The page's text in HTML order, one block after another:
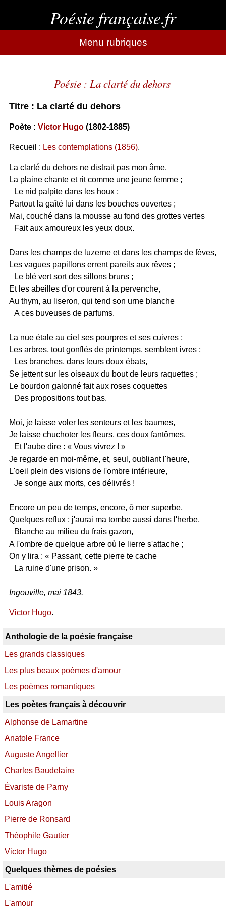
Poésie française.fr
Menu rubriques
Poésie : La clarté du dehors
Titre : La clarté du dehors
Poète : Victor Hugo(1802-1885)
Recueil : Les contemplations (1856).
La clarté du dehors ne distrait pas mon âme.
La plaine chante et rit comme une jeune femme ;
Le nid palpite dans les houx ;
Partout la gaîté lui dans les bouches ouvertes ;
Mai, couché dans la mousse au fond des grottes vertes
Fait aux amoureux les yeux doux.
Dans les champs de luzerne et dans les champs de fèves,
Les vagues papillons errent pareils aux rêves ;
Le blé vert sort des sillons bruns ;
Et les abeilles d'or courent à la pervenche,
Au thym, au liseron, qui tend son urne blanche
A ces buveuses de parfums.
La nue étale au ciel ses pourpres et ses cuivres ;
Les arbres, tout gonflés de printemps, semblent ivres ;
Les branches, dans leurs doux ébats,
Se jettent sur les oiseaux du bout de leurs raquettes ;
Le bourdon galonné fait aux roses coquettes
Des propositions tout bas.
Moi, je laisse voler les senteurs et les baumes,
Je laisse chuchoter les fleurs, ces doux fantômes,
Et l'aube dire : « Vous vivrez ! »
Je regarde en moi-même, et, seul, oubliant l'heure,
L'oeil plein des visions de l'ombre intérieure,
Je songe aux morts, ces délivrés !
Encore un peu de temps, encore, ô mer superbe,
Quelques reflux ; j'aurai ma tombe aussi dans l'herbe,
Blanche au milieu du frais gazon,
A l'ombre de quelque arbre où le lierre s'attache ;
On y lira : « Passant, cette pierre te cache
La ruine d'une prison. »
Ingouville, mai 1843.
Victor Hugo.
Anthologie de la poésie française
Les grands classiques
Les plus beaux poèmes d'amour
Les poèmes romantiques
Les poètes français à découvrir
Alphonse de Lamartine
Anatole France
Auguste Angellier
Charles Baudelaire
Évariste de Parny
Louis Aragon
Pierre de Ronsard
Théophile Gautier
Victor Hugo
Quelques thèmes de poésies
L'amitié
L'amour